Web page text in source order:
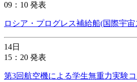
09：10 発表
ロシア・プログレス補給船(国際宇
14日
15：20 発表
第3回航空機による学生無重力実験